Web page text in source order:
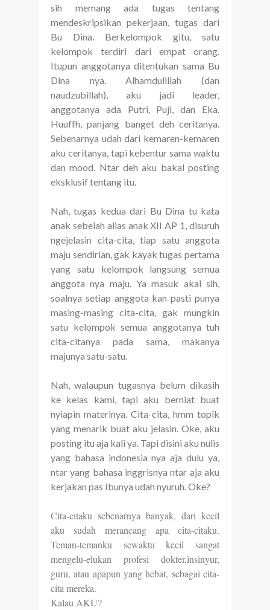
sih memang ada tugas tentang
mendeskripsikan pekerjaan, tugas dari
Bu Dina. Berkelompok gitu, satu
kelompok terdiri dari empat orang.
Itupun anggotanya ditentukan sama Bu
Dina nya. Alhamdulillah (dan
naudzubillah), aku jadi leader,
anggotanya ada Putri, Puji, dan Eka.
Huuffh, panjang banget deh ceritanya.
Sebenarnya udah dari kemaren-kemaren
aku ceritanya, tapi kebentur sama waktu
dan mood. Ntar deh aku bakal posting
eksklusif tentang itu.
Nah, tugas kedua dari Bu Dina tu kata
anak sebelah alias anak XII AP 1, disuruh
ngejelasin cita-cita, tiap satu anggota
maju sendirian, gak kayak tugas pertama
yang satu kelompok langsung semua
anggota nya maju. Ya masuk akal sih,
soalnya setiap anggota kan pasti punya
masing-masing cita-cita, gak mungkin
satu kelompok semua anggotanya tuh
cita-citanya pada sama, makanya
majunya satu-satu.
Nah, walaupun tugasnya belum dikasih
ke kelas kami, tapi aku berniat buat
nyiapin materinya. Cita-cita, hmm topik
yang menarik buat aku jelasin. Oke, aku
posting itu aja kali ya. Tapi disini aku nulis
yang bahasa indonesia nya aja dulu ya,
ntar yang bahasa inggrisnya ntar aja aku
kerjakan pas Ibunya udah nyuruh. Oke?
Cita-citaku sebenarnya banyak, dari kecil
aku sudah merancang apa cita-citaku.
Teman-temanku sewaktu kecil sangat
mengelu-elukan profesi dokter,insinyur,
guru, atau apapun yang hebat, sebagai cita-
cita mereka.
Kalau AKU?